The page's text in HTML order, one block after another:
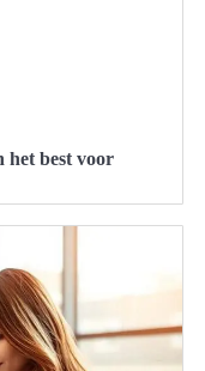
het best voor